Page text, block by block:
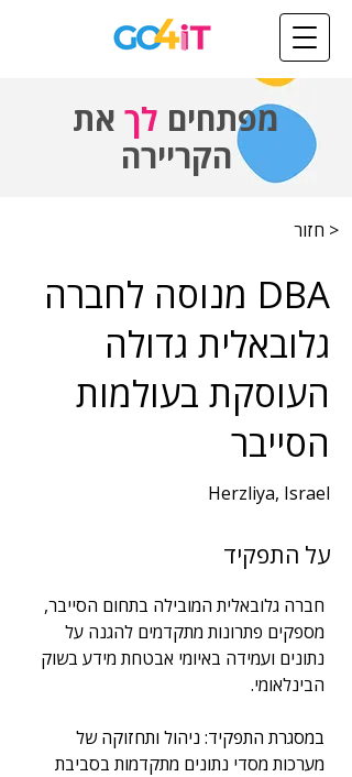
מפתחים לך את
הקריירה
< חזור
DBA מנוסה לחברה
גלובאלית גדולה
העוסקת בעולמות
הסייבר
Herzliya, Israel
4
תחום
BI | DBA | Big Data
על התפקיד
חברה גלובאלית המובילה בתחום הסייבר,
מספקים פתרונות מתקדמים להגנה על
נתונים ועמידה באיומי אבטחת מידע בשוק
הבינלאומי.
במסגרת התפקיד: ניהול ותחזוקה של
מערכות מסדי נתונים מתקדמות בסביבת